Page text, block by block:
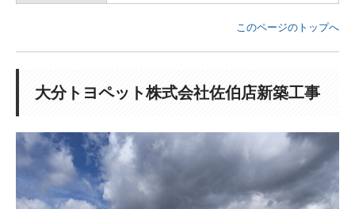
このページのトップへ
大分トヨペット株式会社佐伯店新築工事